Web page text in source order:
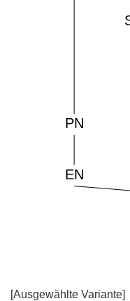
[Ausgewählte Variante]